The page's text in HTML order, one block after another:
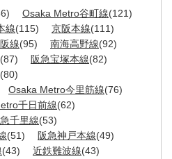
Osaka Metro谷町線(121)
線(115) 京阪本線(111)
線(95) 南海高野線(92)
(87) 阪急宝塚本線(82)
(80)
Osaka Metro今里筋線(76)
千日前線(62)
千里線(53)
(51) 阪急神戸本線(49)
(43) 近鉄難波線(43)